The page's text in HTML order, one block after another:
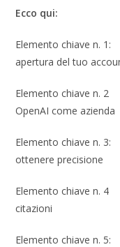
Ecco qui:
Elemento chiave n. 1:
apertura del tuo
Elemento chiave n. 2
OpenAI come azienda
Elemento chiave n. 3:
ottenere precisione
Elemento chiave n. 4
citazioni
Elemento chiave n. 5: